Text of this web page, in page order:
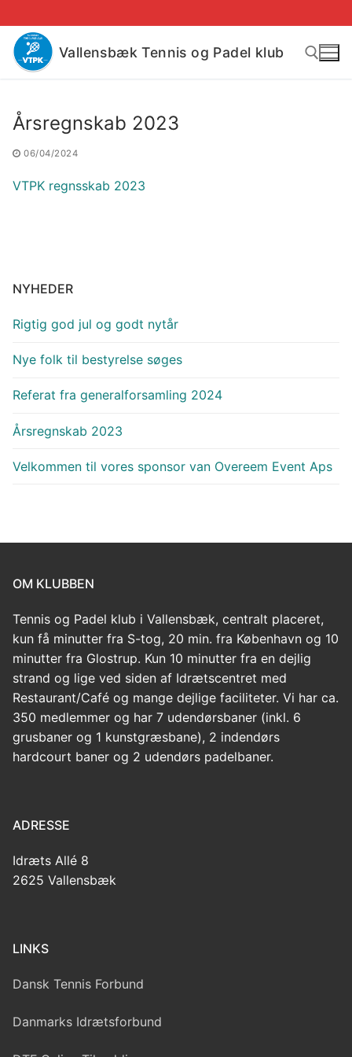
til
indhold
Vallensbæk Tennis og Padel klub
Søg efter:
Årsregnskab 2023
06/04/2024
VTPK regnsskab 2023
NYHEDER
Rigtig god jul og godt nytår
Nye folk til bestyrelse søges
Referat fra generalforsamling 2024
Årsregnskab 2023
Velkommen til vores sponsor van Overeem Event Aps
OM KLUBBEN
Tennis og Padel klub i Vallensbæk, centralt placeret,
kun få minutter fra S-tog, 20 min. fra København og 10
minutter fra Glostrup. Kun 10 minutter fra en dejlig
strand og lige ved siden af Idrætscentret med
Restaurant/Café og mange dejlige faciliteter. Vi har ca.
350 medlemmer og har 7 udendørsbaner (inkl. 6
grusbaner og 1 kunstgræsbane), 2 indendørs
hardcourt baner og 2 udendørs padelbaner.
ADRESSE
Idræts Allé 8
2625 Vallensbæk
LINKS
Dansk Tennis Forbund
Danmarks Idrætsforbund